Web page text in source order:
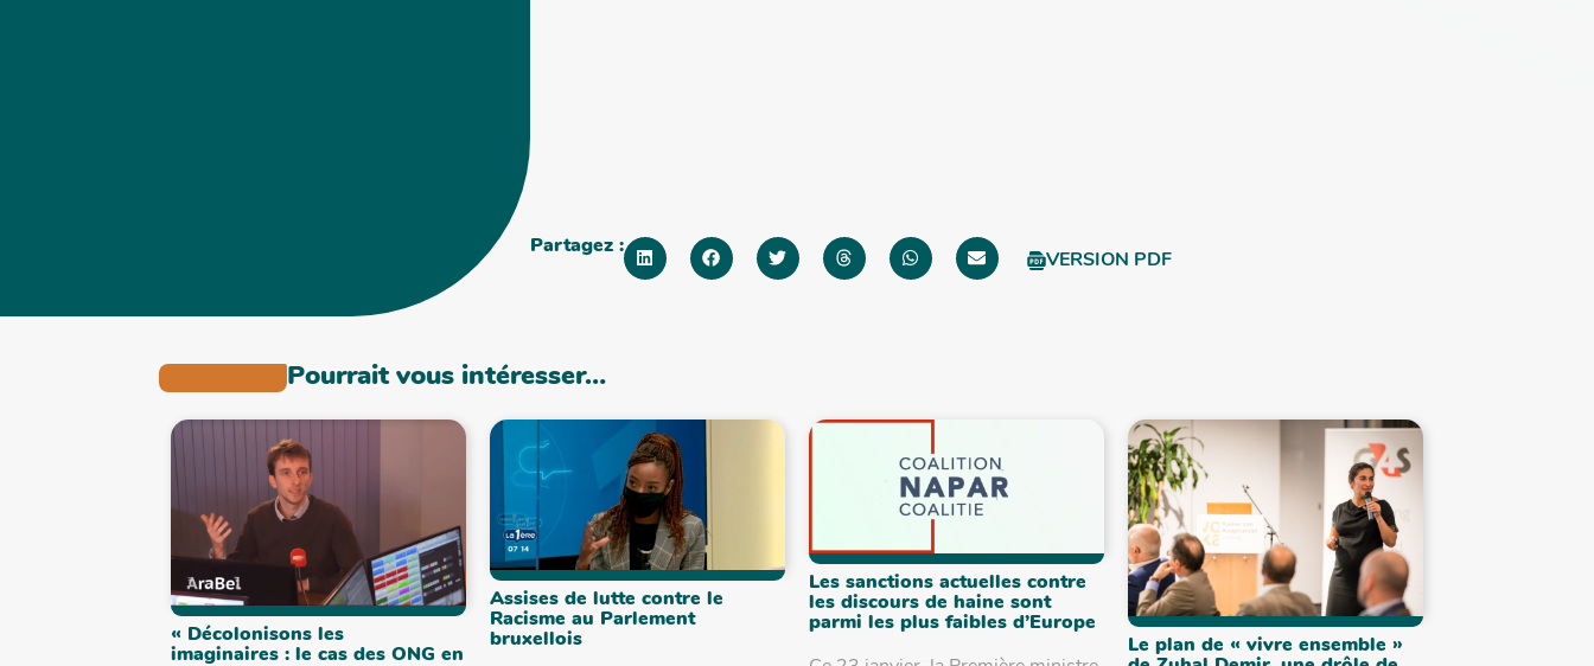
Partagez :
VERSION PDF
Pourrait vous intéresser…
« Décolonisons les
imaginaires : le cas des ONG en
Assises de lutte contre le
Racisme au Parlement
bruxellois
Les sanctions actuelles contre
les discours de haine sont
parmi les plus faibles d’Europe
Le plan de « vivre ensemble »